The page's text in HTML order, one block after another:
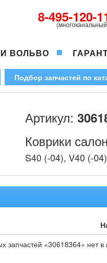
8-495-120-
ВОЛЬВО
Подбор запчастей по
Артикул:
Коврики
S40 (-04), V40 (-04)
запчастей «30618364» нет